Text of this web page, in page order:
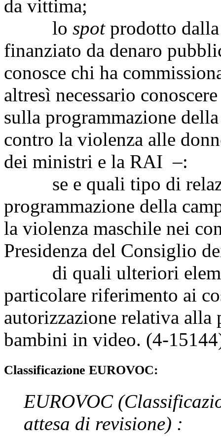
da vittima;
lo spotprodotto
finanziato da denaro
conosce chi ha
altresì necessario
sulla programmazione
contro la violenza alle
dei ministri e la RAI –:
se e quali tipo di
programmazione della
la violenza maschile nei
Presidenza del Consiglio
di quali ulteriori
particolare riferimento ai
autorizzazione relativa alla
bambini in video. (4-
Classificazione EUROVOC:
EUROVOC
attesa di revisione) :